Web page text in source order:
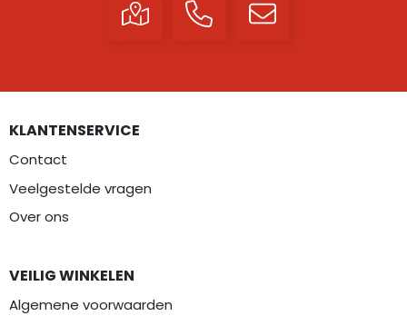
KLANTENSERVICE
Contact
Veelgestelde vragen
Over ons
VEILIG WINKELEN
Algemene voorwaarden